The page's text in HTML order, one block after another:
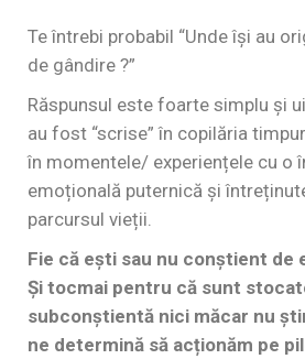
Te întrebi probabil “Unde își au
de gândire ?”
Răspunsul este foarte simplu și
au fost “scrise” în copilăria
în momentele/ experiențele cu o
emoțională puternică și
parcursul vieții.
Fie că ești sau nu conștient de
Și tocmai pentru că sunt
subconștientă nici măcar nu
ne determină să acționăm pe